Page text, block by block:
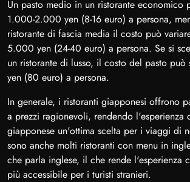
Un pasto medio in un ristorante economico
1.000-2.000 yen (8-16 euro) a persona,
ristorante di fascia media il costo può
5.000 yen (24-40 euro) a persona. Se si
un ristorante di lusso, il costo del pasto
yen (80 euro) a persona.
In generale, i ristoranti giapponesi offrono
a prezzi ragionevoli, rendendo l'esperienza
giapponese un'ottima scelta per i viaggi di
sono anche molti ristoranti con menu in
che parla inglese, il che rende l'esperienza
più accessibile per i turisti stranieri.